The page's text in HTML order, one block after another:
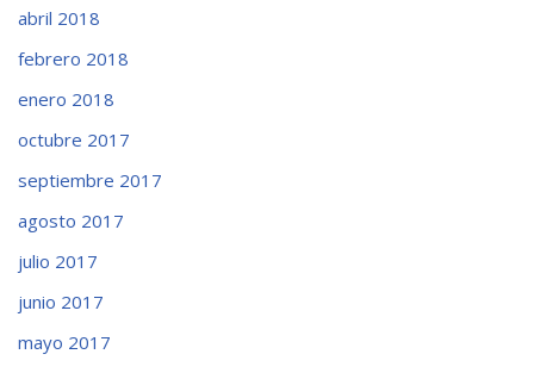
abril 2018
febrero 2018
enero 2018
octubre 2017
septiembre 2017
agosto 2017
julio 2017
junio 2017
mayo 2017